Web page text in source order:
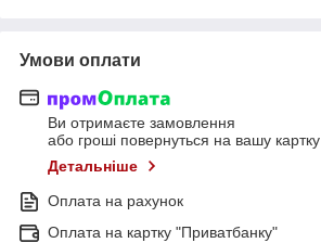
Умови оплати
Ви отримаєте замовлення
або гроші повернуться на вашу картку
Детальніше
Оплата на рахунок
Оплата на картку "Приватбанку"